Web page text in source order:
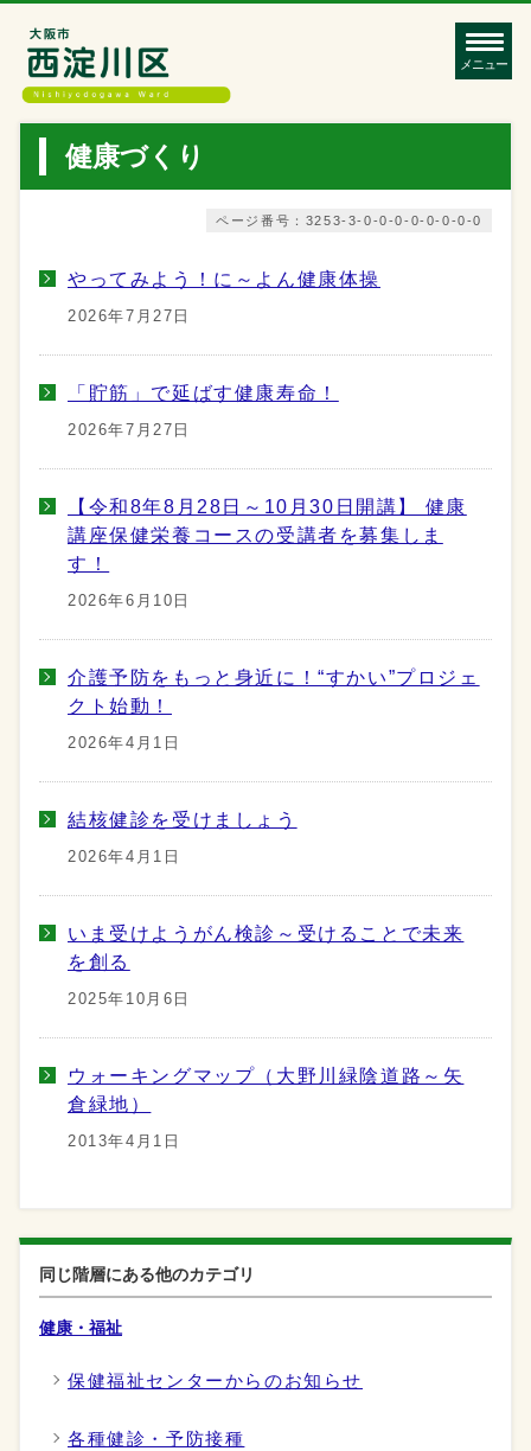
メニュー
健康づくり
ページ番号：3253-3-0-0-0-0-0-0-0-0
やってみよう！に～よん健康体操
2026年7月27日
「貯筋」で延ばす健康寿命！
2026年7月27日
【令和8年8月28日～10月30日開講】 健康
講座保健栄養コースの受講者を募集しま
す！
2026年6月10日
介護予防をもっと身近に！“すかい”プロジェ
クト始動！
2026年4月1日
結核健診を受けましょう
2026年4月1日
いま受けようがん検診～受けることで未来
を創る
2025年10月6日
ウォーキングマップ（大野川緑陰道路～矢
倉緑地）
2013年4月1日
同じ階層にある他のカテゴリ
健康・福祉
保健福祉センターからのお知らせ
各種健診・予防接種